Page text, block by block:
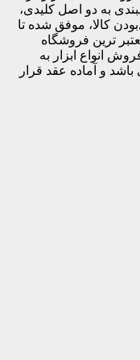
به دو اصل کلیدی،
کالا، موفق شده تا
ترین فروشگاه
انواع ابزار به
و آماده عقد قرار